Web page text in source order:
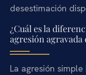
desestimación
¿Cuál es la
agresión agravada
La agresión simple